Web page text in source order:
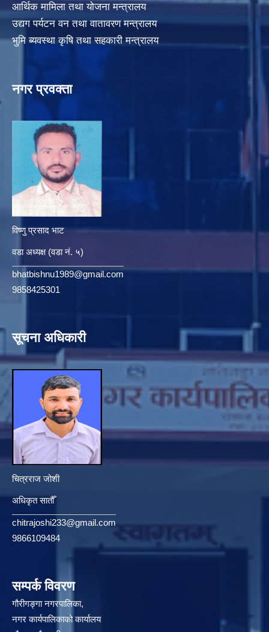
आर्थिक मामिला तथा योजना मन्त्रालय
उद्यग पर्यटन वन तथा वातावरण मन्त्रालय
भुमि ब्यवस्था कृषि तथा सहकारी मन्त्रालय
नगर प्रवक्ता
विष्णु प्रसाद भाट
वडा अध्यक्ष (वडा नं. ५)
bhatbishnu1989@gmail.com
9858425301
सूचना अधिकारी
चित्रराज जोशी
अधिकृत सातौँ
chitrajoshi233@gmail.com
9866109484
सम्पर्क विवरण
गौरीगङ्गा नगरपालिका,
नगर कार्यपालिकाको कार्यालय